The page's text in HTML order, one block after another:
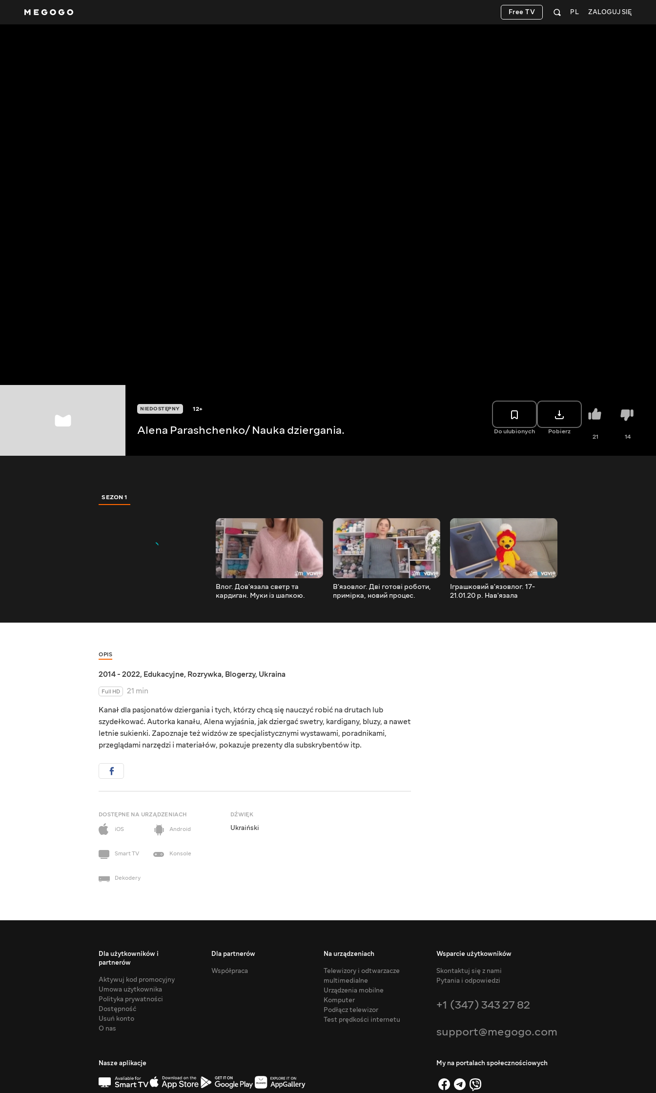
ZALOGUJ SIĘ
PL
Free TV
NIEDOSTĘPNY 12+
Alena Parashchenko/ Nauka dziergania. Do ulubionych Pobierz
21 14
SEZON 1
Влог. Дов'язала светр та
кардиган. Муки із шапкою.
В'язовлог. Дві готові роботи,
примірка, новий процес.
Іграшковий в'язовлог. 17-
21.01.20 р. Нав'язала
OPIS
2014 - 2022, Edukacyjne, Rozrywka, Blogerzy, Ukraina
Full HD
21 min
Kanał dla pasjonatów dziergania i tych, którzy chcą się nauczyć robić na drutach lub
szydełkować. Autorka kanału, Alena wyjaśnia, jak dziergać swetry, kardigany, bluzy, a nawet
letnie sukienki. Zapoznaje też widzów ze specjalistycznymi wystawami, poradnikami,
przeglądami narzędzi i materiałów, pokazuje prezenty dla subskrybentów itp.
DOSTĘPNE NA URZĄDZENIACH
iOS
Android
Smart TV Konsole
Dekodery
DŹWIĘK
Ukraiński
Dla użytkowników i
partnerów
Aktywuj kod promocyjny
Umowa użytkownika
Polityka prywatności
Dostępność
Usuń konto
O nas
Dla partnerów
Współpraca
Na urządzeniach
Telewizory i odtwarzacze
multimedialne
Urządzenia mobilne
Komputer
Podłącz telewizor
Test prędkości internetu
Wsparcie użytkowników
Skontaktuj się z nami
Pytania i odpowiedzi
+1 (347) 343 27 82
support@megogo.com
Nasze aplikacje My na portalach społecznościowych